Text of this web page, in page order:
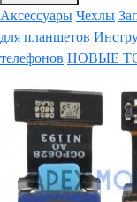
Аксессуары Чехлы
для планшетов
телефонов НОВЫЕ